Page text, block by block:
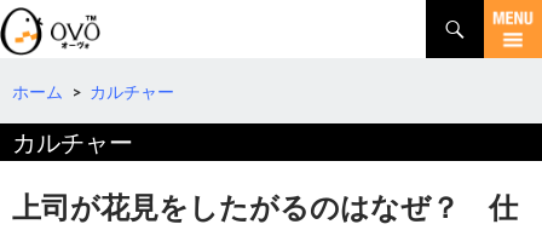
検
索
コ
テ
ツ
へ
動
ホーム > カルチャー
カルチャー
上司が花見をしたがるのはなぜ？ 仕